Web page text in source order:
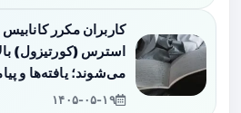
کاربران مکرر
استرس (کورتیزول)
می‌شوند؛ یافته‌ها و
۱۴۰۵-۰۵-۱۹